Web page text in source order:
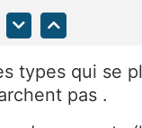
types qui se
pas .